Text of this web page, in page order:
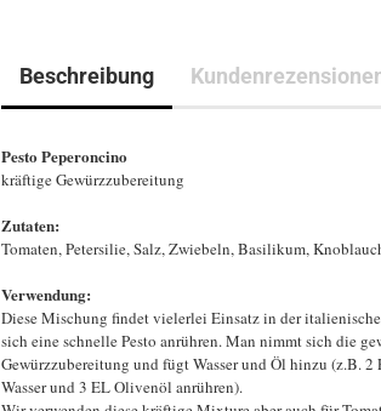
Beschreibung
Pesto Peperoncino
kräftige Gewürzzubereitung
Zutaten:
Tomaten, Petersilie, Salz, Zwiebeln, Basilikum,
Verwendung:
Diese Mischung findet vielerlei Einsatz in der
sich eine schnelle Pesto anrühren. Man nimmt sich die
Gewürzzubereitung und fügt Wasser und Öl hinzu (z.B.
Wasser und 3 EL Olivenöl anrühren).